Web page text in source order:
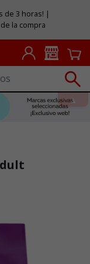
de 3 horas! |
la compra